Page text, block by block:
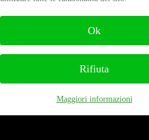
Ok
Rifiuta
Maggiori informazioni